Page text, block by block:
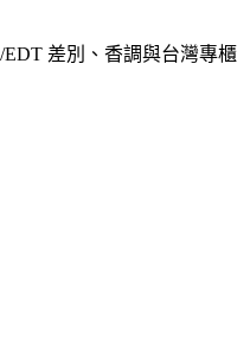
差別、香調與台灣專櫃